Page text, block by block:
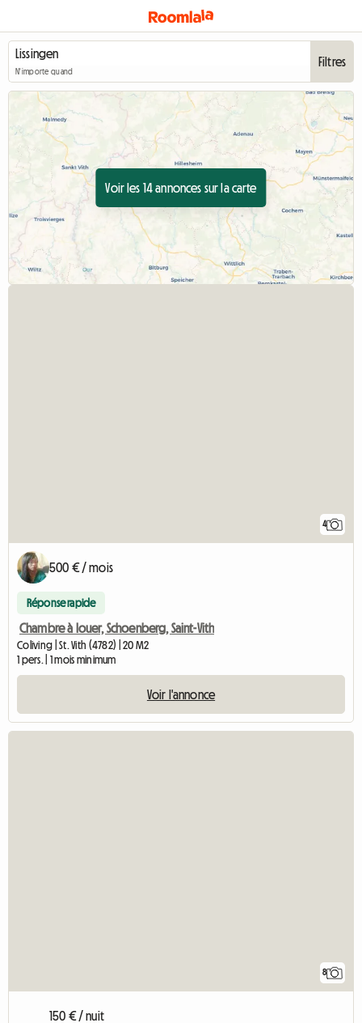
N'importe quand
Filtres
Voir les 14 annonces sur la carte
4
500 € / mois
Réponse rapide
Chambre à louer, Schoenberg, Saint-Vith
Coliving | St. Vith (4782) | 20 M2
1 pers. | 1 mois minimum
Voir l'annonce
8
150 € / nuit